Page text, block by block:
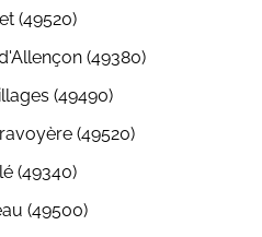
(49520)
(49380)
(49490)
(49520)
(49340)
(49500)